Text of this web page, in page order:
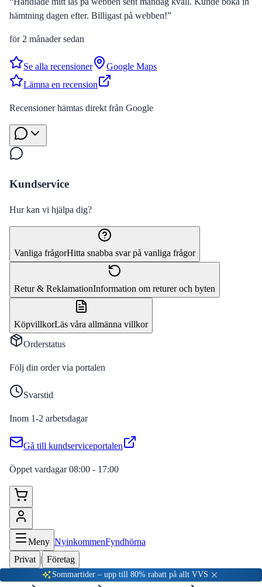
hämtning dagen efter. Billigast på webben!”
för 2 månader sedan
Se alla recensioner
Google Maps
Lämna en recension
Recensioner hämtas direkt från Google
Kundservice
Hur kan vi hjälpa dig?
Vanliga frågorHitta snabba svar på vanliga frågor
Retur & ReklamationInformation om returer och byten
KöpvillkorLäs våra allmänna villkor
Orderstatus
Följ din order via portalen
Svarstid
Inom 1-2 arbetsdagar
Gå till kundserviceportalen
Öppet vardagar 08:00 - 17:00
Meny NyinkommenFyndhörna
Privat | Företag
Sommartider – upp till 80% rabatt på allt VVS